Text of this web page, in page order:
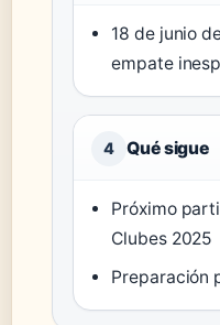
18 de junio
empate
4 Qué sigue
Próximo
Clubes 2025
Preparación